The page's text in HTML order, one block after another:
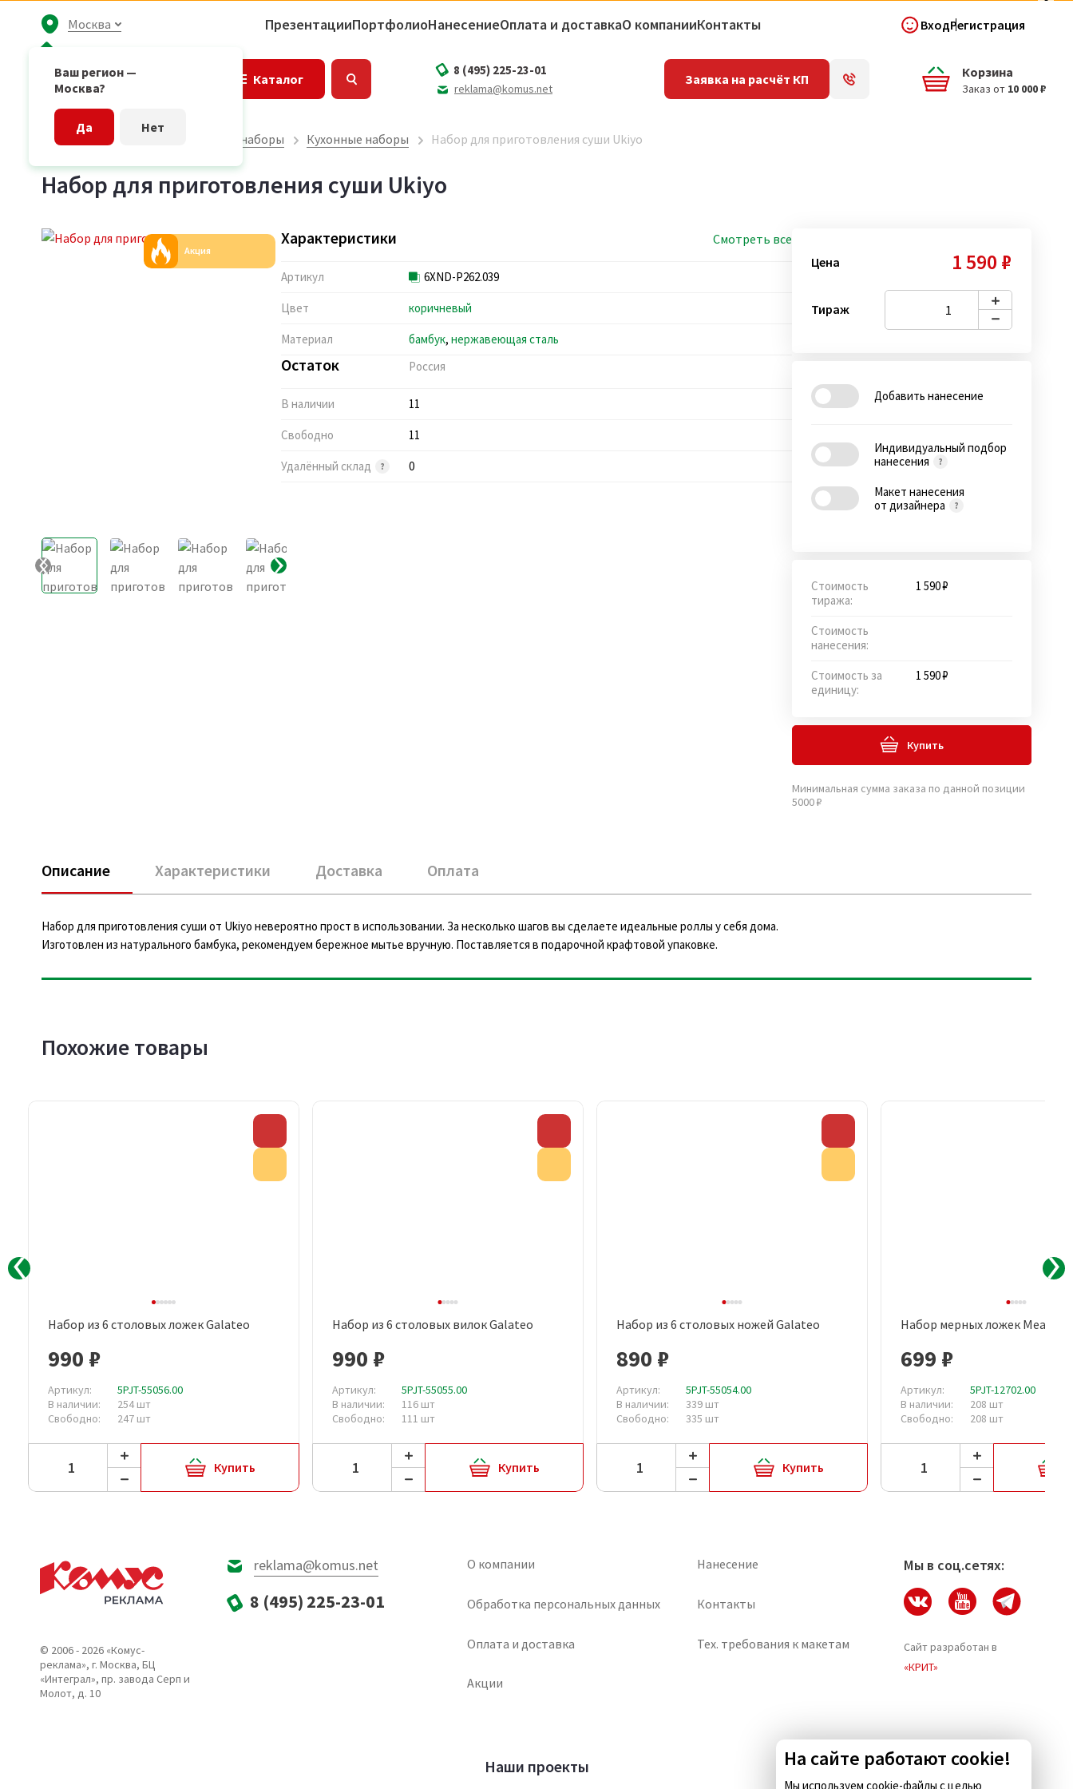
Москва
Ваш регион —
Москва?
Да Нет
ПрезентацииПортфолиоНанесениеОплата и доставкаО компанииКонтакты ВходРегистрация
Каталог Корзина
Заказ от 10 000 ₽
8 (495) 225-23-01
reklama@komus.net
Заявка на расчёт КП
Главная страница Подарочные наборы Кухонные наборы Набор для приготовления суши Ukiyo
Набор для приготовления суши Ukiyo
Акция
Характеристики Смотреть все
Артикул 6XND-P262.039
Цвет коричневый
Материал бамбук, нержавеющая сталь
Остаток Россия
В наличии 11
Свободно 11
Удалённый склад 0
Цена 1 590 ₽
Тираж
Добавить нанесение
Индивидуальный подбор
нанесения
Макет нанесения
от дизайнера
Стоимость
тиража:
1 590 ₽
Стоимость
нанесения:
Стоимость за
единицу:
1 590 ₽
Купить
Минимальная сумма заказа по данной позиции
5000 ₽
Описание Характеристики Доставка Оплата
Набор для приготовления суши от Ukiyo невероятно прост в использовании. За несколько шагов вы сделаете идеальные роллы у себя дома.
Изготовлен из натурального бамбука, рекомендуем бережное мытье вручную. Поставляется в подарочной крафтовой упаковке.
Похожие товары
Быстрый просмотр
Набор из 6 столовых ложек Galateo
990 ₽
Артикул:
5PJT-55056.00
В наличии:
254 шт
Свободно:
247 шт
Купить
Быстрый просмотр
Набор из 6 столовых вилок Galateo
990 ₽
Артикул:
5PJT-55055.00
В наличии:
116 шт
Свободно:
111 шт
Купить
Быстрый просмотр
Набор из 6 столовых ножей Galateo
890 ₽
Артикул:
5PJT-55054.00
В наличии:
339 шт
Свободно:
335 шт
Купить
Быстрый просмотр
Набор мерных ложек Measure
699 ₽
Артикул:
5PJT-12702.00
В наличии:
208 шт
Свободно:
208 шт
© 2006 - 2026 «Комус-
реклама», г. Москва, БЦ
«Интеграл», пр. завода Серп и
Молот, д. 10
reklama@komus.net
8 (495) 225-23-01
О компании Нанесение
Обработка персональных данных Контакты
Оплата и доставка Тех. требования к макетам
Акции
Мы в соц.сетях:
Сайт разработан в
«КРИТ»
Наши проекты На сайте работают cookie!
Мы используем cookie-файлы с целью